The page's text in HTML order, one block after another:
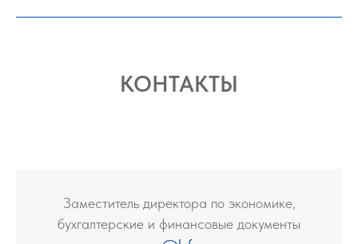
КОНТАКТЫ
Заместитель директора по экономике,
бухгалтерские и финансовые документы